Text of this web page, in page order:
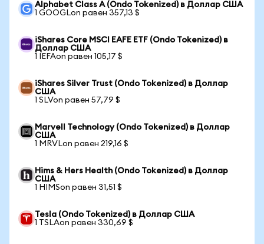
Alphabet Class A (Ondo Tokenized) в Доллар США
1 GOOGLon равен 357,13 $
iShares Core MSCI EAFE ETF (Ondo Tokenized) в
Доллар США
1 IEFAon равен 105,17 $
iShares Silver Trust (Ondo Tokenized) в Доллар
США
1 SLVon равен 57,79 $
Marvell Technology (Ondo Tokenized) в Доллар
США
1 MRVLon равен 219,16 $
Hims & Hers Health (Ondo Tokenized) в Доллар
США
1 HIMSon равен 31,51 $
Tesla (Ondo Tokenized) в Доллар США
1 TSLAon равен 330,69 $